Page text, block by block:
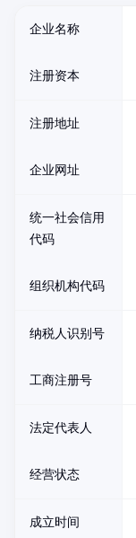
企业名称
注册资本
注册地址
企业网址
统一社会信用
代码
组织机构代码
纳税人识别号
工商注册号
法定代表人
经营状态
成立时间